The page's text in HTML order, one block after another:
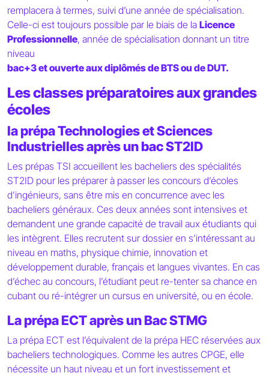
remplacera à termes, suivi d’une année de spécialisation.
Celle-ci est toujours possible par le biais de la Licence
Professionnelle, année de spécialisation donnant un titre
niveau
bac+3 et ouverte aux diplômés de BTS ou de DUT.
Les classes préparatoires aux grandes
écoles
la prépa Technologies et Sciences
Industrielles après un bac ST2ID
Les prépas TSI accueillent les bacheliers des spécialités
ST2ID pour les préparer à passer les concours d’écoles
d’ingénieurs, sans être mis en concurrence avec les
bacheliers généraux. Ces deux années sont intensives et
demandent une grande capacité de travail aux étudiants qui
les intègrent. Elles recrutent sur dossier en s’intéressant au
niveau en maths, physique chimie, innovation et
développement durable, français et langues vivantes. En cas
d’échec au concours, l’étudiant peut re-tenter sa chance en
cubant ou ré-intégrer un cursus en université, ou en école.
La prépa ECT après un Bac STMG
La prépa ECT est l’équivalent de la prépa HEC réservées aux
bacheliers technologiques. Comme les autres CPGE, elle
nécessite un haut niveau et un fort investissement et